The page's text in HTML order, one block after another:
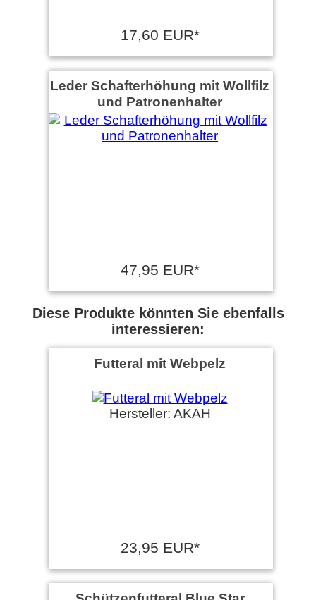
17,60 EUR*
Leder Schafterhöhung mit Wollfilz
und Patronenhalter
47,95 EUR*
Diese Produkte könnten Sie ebenfalls
interessieren:
Futteral mit Webpelz
Hersteller: AKAH
23,95 EUR*